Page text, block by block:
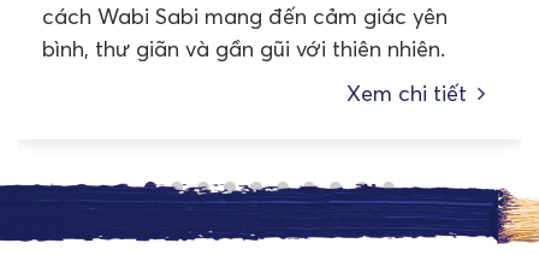
cách Wabi Sabi mang đến cảm giác yên
bình, thư giãn và gần gũi với thiên nhiên.
Xem chi tiết